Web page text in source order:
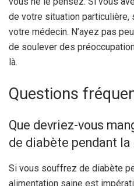
de votre situation particulière,
votre médecin. N’ayez pas
de soulever des
là.
Questions
Que devriez-vous
de diabète pendant la
Si vous souffrez de diabète
alimentation saine est